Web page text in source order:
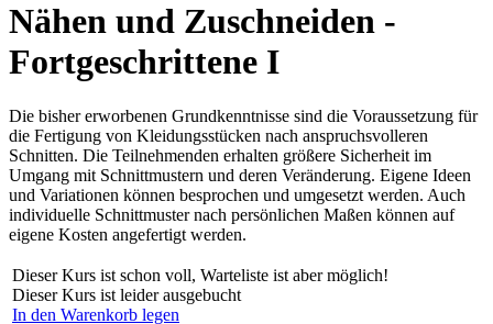
Nähen und Zuschneiden -
Fortgeschrittene I
Die bisher erworbenen Grundkenntnisse sind die Voraussetzung für
die Fertigung von Kleidungsstücken nach anspruchsvolleren
Schnitten. Die Teilnehmenden erhalten größere Sicherheit im
Umgang mit Schnittmustern und deren Veränderung. Eigene Ideen
und Variationen können besprochen und umgesetzt werden. Auch
individuelle Schnittmuster nach persönlichen Maßen können auf
eigene Kosten angefertigt werden.
Dieser Kurs ist schon voll, Warteliste ist aber möglich!
Dieser Kurs ist leider ausgebucht
In den Warenkorb legen